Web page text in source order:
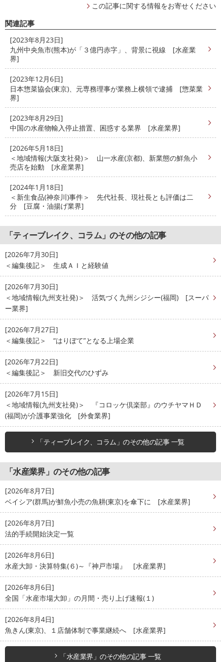
この記事に関する情報をお寄せください
関連記事
[2023年8月23日]
九州中央魚市(熊本)が「３億円赤字」、背景に視線 [水産業
界]
[2023年12月6日]
日本惣菜協会(東京)、元専務理事が業務上横領で逮捕 [惣菜業
界]
[2023年8月29日]
中国の水産物輸入停止措置、困惑する業界 [水産業界]
[2026年5月18日]
＜地域情報(大阪支社発)＞ 山一水産(京都)、新業態の鮮魚小
売店を始動 [水産業界]
[2024年1月18日]
＜新生食品(神奈川)事件＞ 先代社長、現社長とも評価は二
分 [豆腐・油揚げ業界]
「ティーブレイク、コラム」のその他の記事
[2026年7月30日]
＜編集後記＞ 生成ＡＩと経験値
[2026年7月30日]
＜地域情報(九州支社発)＞ 活気づく九州シジシー(福岡) [スーパ
ー業界]
[2026年7月27日]
＜編集後記＞ “はりぼて”となる上場企業
[2026年7月22日]
＜編集後記＞ 新旧交代のひずみ
[2026年7月15日]
＜地域情報(九州支社発)＞ 『コロッケ倶楽部』のウチヤマＨＤ
(福岡)が介護事業強化 [外食業界]
「ティーブレイク、コラム」のその他の記事 一覧
「水産業界」のその他の記事
[2026年8月7日]
ベイシア(群馬)が鮮魚小売の魚耕(東京)を傘下に [水産業界]
[2026年8月7日]
法的手続開始決定一覧
[2026年8月6日]
水産大卸・決算特集(６)～『神戸市場』 [水産業界]
[2026年8月6日]
全国「水産市場大卸」の月間・売り上げ速報(１)
[2026年8月4日]
魚きん(東京)、１店舗体制で事業継続へ [水産業界]
「水産業界」のその他の記事 一覧